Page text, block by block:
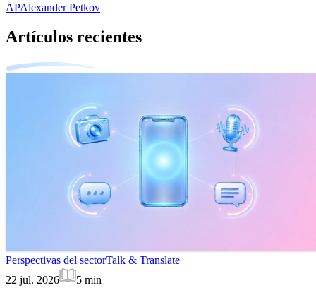
APAlexander Petkov
Artículos recientes
Perspectivas del sectorTalk & Translate
22 jul. 2026
5 min